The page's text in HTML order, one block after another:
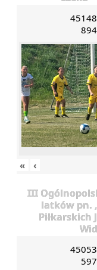
« ‹
III
latków pn.
Piłkarskich